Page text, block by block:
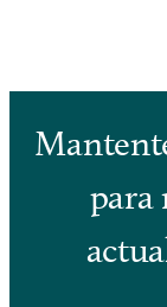
para